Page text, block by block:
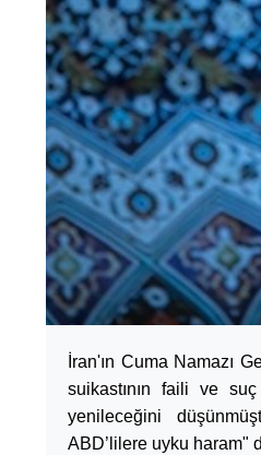
İran'ın Cuma Namazı
suikastının faili ve
yenileceğini
ABD’lilere uyku haram"